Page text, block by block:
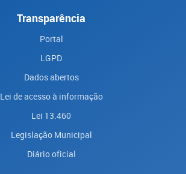
Transparência
Portal
LGPD
Dados abertos
Lei de acesso à informação
Lei 13.460
Legislação Municipal
Diário oficial